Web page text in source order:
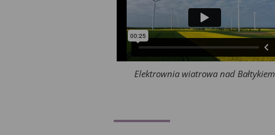
Elektrownia wiatrowa nad Bałtykiem